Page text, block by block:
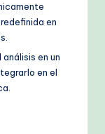
en
en un
en el